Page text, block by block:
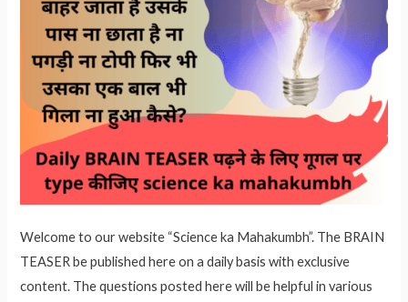
Welcome to our website “Science ka Mahakumbh”. The BRAIN
TEASER be published here on a daily basis with exclusive
content. The questions posted here will be helpful in various